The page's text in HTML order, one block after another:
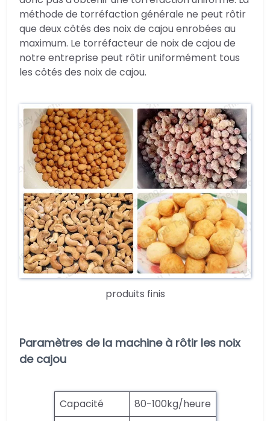
méthode de torréfaction générale ne peut rôtir
que deux côtés des noix de cajou enrobées au
maximum. Le torréfacteur de noix de cajou de
notre entreprise peut rôtir uniformément tous
les côtés des noix de cajou.
produits finis
Paramètres de la machine à rôtir les noix
de cajou
Capacité
80-100kg/heure